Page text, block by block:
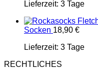
Lieferzeit: 3 Tage
Socken 18,90 €
Lieferzeit: 3 Tage
RECHTLICHES